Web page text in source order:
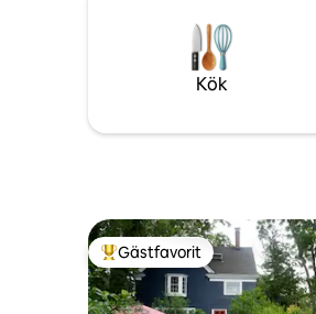
Kök
Populär gästfavorit
Gästfavorit